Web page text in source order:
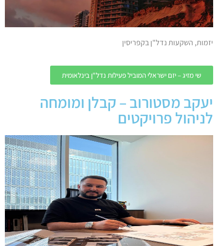
יזמות, השקעות נדל"ן בקפריסין
שי מזיג – יזם ישראלי המוביל פעילות נדל"ן בינלאומית
יעקב מסטורוב – קבלן ומומחה
לניהול פרויקטים